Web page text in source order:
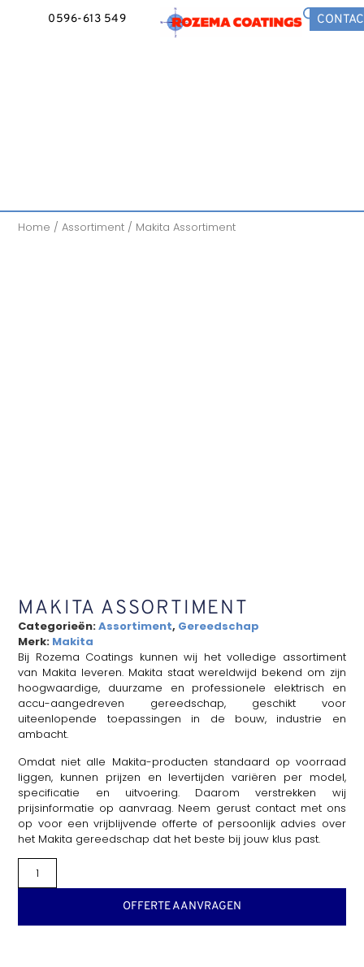
0596-613 549
Home /Assortiment / Makita Assortiment
MAKITA ASSORTIMENT
Categorieën:Assortiment, Gereedschap
Merk: Makita
Bij Rozema Coatings kunnen wij het volledige assortiment
van Makita leveren. Makita staat wereldwijd bekend om zijn
hoogwaardige, duurzame en professionele elektrisch en
accu-aangedreven gereedschap, geschikt voor
uiteenlopende toepassingen in de bouw, industrie en
ambacht.
Omdat niet alle Makita-producten standaard op voorraad
liggen, kunnen prijzen en levertijden variëren per model,
specificatie en uitvoering. Daarom verstrekken wij
prijsinformatie op aanvraag. Neem gerust contact met ons
op voor een vrijblijvende offerte of persoonlijk advies over
het Makita gereedschap dat het beste bij jouw klus past.
OFFERTE AANVRAGEN